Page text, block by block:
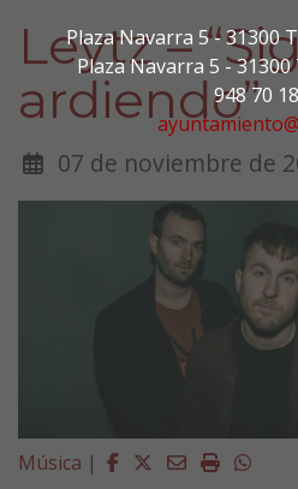
Plaza Navarra 5 - 31300
Plaza Navarra 5 - 31300
948 70
Leytz –
ardiendo”
07 de noviembre de
Música | Facebook
Twitter
EmailImprimir